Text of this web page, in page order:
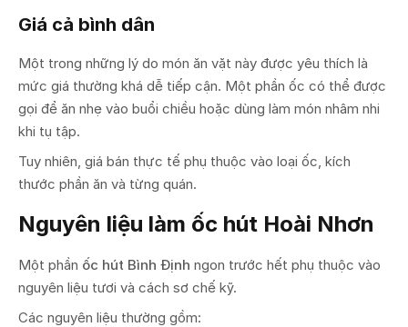
Giá cả bình dân
Một trong những lý do món ăn vặt này được yêu thích là
mức giá thường khá dễ tiếp cận. Một phần ốc có thể được
gọi để ăn nhẹ vào buổi chiều hoặc dùng làm món nhâm nhi
khi tụ tập.
Tuy nhiên, giá bán thực tế phụ thuộc vào loại ốc, kích
thước phần ăn và từng quán.
Nguyên liệu làm ốc hút Hoài Nhơn
Một phần ốc hút Bình Định ngon trước hết phụ thuộc vào
nguyên liệu tươi và cách sơ chế kỹ.
Các nguyên liệu thường gồm: